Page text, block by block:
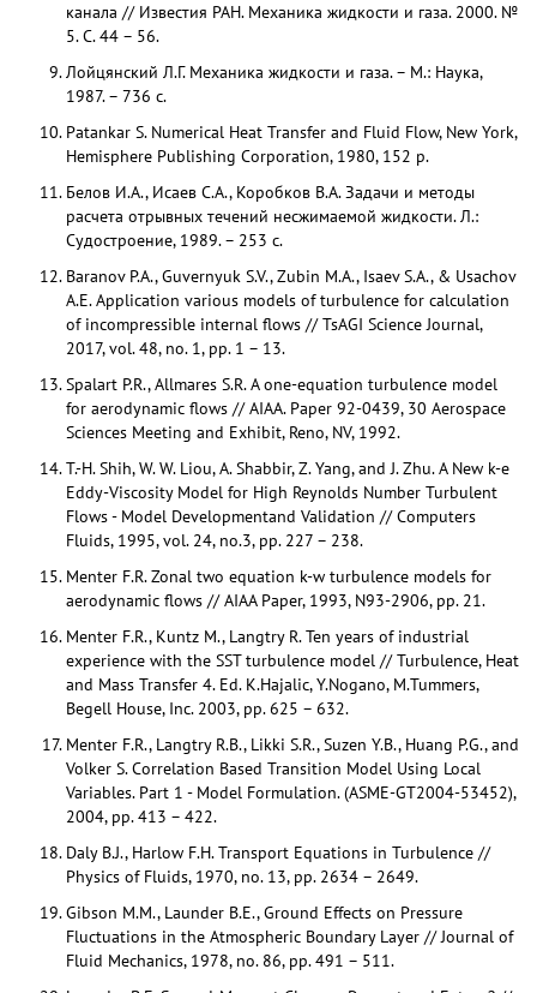
канала // Известия РАН. Механика жидкости и газа. 2000. №
5. С. 44 – 56.
Лойцянский Л.Г. Механика жидкости и газа. – М.: Наука,
1987. – 736 с.
Patankar S. Numerical Heat Transfer and Fluid Flow, New York,
Hemisphere Publishing Corporation, 1980, 152 p.
Белов И.А., Исаев С.А., Коробков В.А. Задачи и методы
расчета отрывных течений несжимаемой жидкости. Л.:
Судостроение, 1989. – 253 с.
Baranov P.A., Guvernyuk S.V., Zubin M.A., Isaev S.A., & Usachov
A.E. Application various models of turbulence for calculation
of incompressible internal flows // TsAGI Science Journal,
2017, vol. 48, no. 1, pp. 1 – 13.
Spalart P.R., Allmares S.R. A one-equation turbulence model
for aerodynamic flows // AIAA. Paper 92-0439, 30 Aerospace
Sciences Meeting and Exhibit, Reno, NV, 1992.
T.-H. Shih, W. W. Liou, A. Shabbir, Z. Yang, and J. Zhu. A New k-e
Eddy-Viscosity Model for High Reynolds Number Turbulent
Flows - Model Developmentand Validation // Computers
Fluids, 1995, vol. 24, no.3, pp. 227 – 238.
Menter F.R. Zonal two equation k-w turbulence models for
aerodynamic flows // AIAA Paper, 1993, N93-2906, pp. 21.
Menter F.R., Kuntz M., Langtry R. Ten years of industrial
experience with the SST turbulence model // Turbulence, Heat
and Mass Transfer 4. Ed. K.Hajalic, Y.Nogano, M.Tummers,
Begell House, Inc. 2003, pp. 625 – 632.
Menter F.R., Langtry R.B., Likki S.R., Suzen Y.B., Huang P.G., and
Volker S. Correlation Based Transition Model Using Local
Variables. Part 1 - Model Formulation. (ASME-GT2004-53452),
2004, pp. 413 – 422.
Daly B.J., Harlow F.H. Transport Equations in Turbulence //
Physics of Fluids, 1970, no. 13, pp. 2634 – 2649.
Gibson M.M., Launder B.E., Ground Effects on Pressure
Fluctuations in the Atmospheric Boundary Layer // Journal of
Fluid Mechanics, 1978, no. 86, pp. 491 – 511.